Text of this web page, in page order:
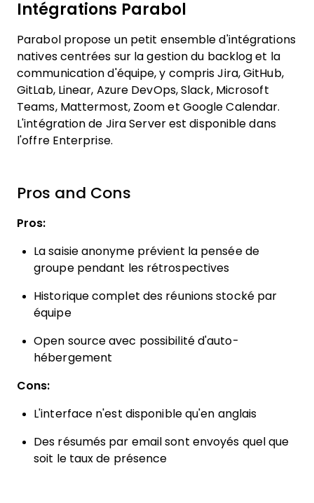
Intégrations Parabol
Parabol propose un petit ensemble d'intégrations
natives centrées sur la gestion du backlog et la
communication d'équipe, y compris Jira, GitHub,
GitLab, Linear, Azure DevOps, Slack, Microsoft
Teams, Mattermost, Zoom et Google Calendar.
L'intégration de Jira Server est disponible dans
l'offre Enterprise.
Pros and Cons
Pros:
La saisie anonyme prévient la pensée de
groupe pendant les rétrospectives
Historique complet des réunions stocké par
équipe
Open source avec possibilité d'auto-
hébergement
Cons:
L'interface n'est disponible qu'en anglais
Des résumés par email sont envoyés quel que
soit le taux de présence